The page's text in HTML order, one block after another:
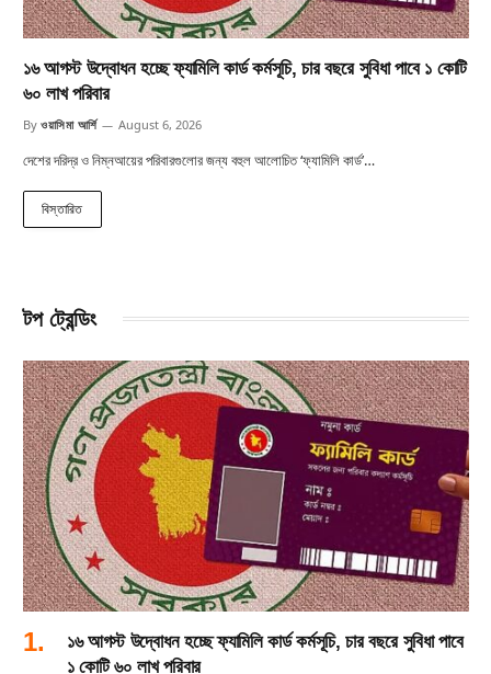
১৬ আগস্ট উদ্বোধন হচ্ছে ফ্যামিলি কার্ড কর্মসূচি, চার বছরে সুবিধা পাবে ১ কোটি
৬০ লাখ পরিবার
By ওয়াসিমা আর্শি August 6, 2026
দেশের দরিদ্র ও নিম্নআয়ের পরিবারগুলোর জন্য বহুল আলোচিত ‘ফ্যামিলি কার্ড’…
বিস্তারিত
টপ ট্রেন্ডিং
১৬ আগস্ট উদ্বোধন হচ্ছে ফ্যামিলি কার্ড কর্মসূচি, চার বছরে সুবিধা পাবে
১ কোটি ৬০ লাখ পরিবার